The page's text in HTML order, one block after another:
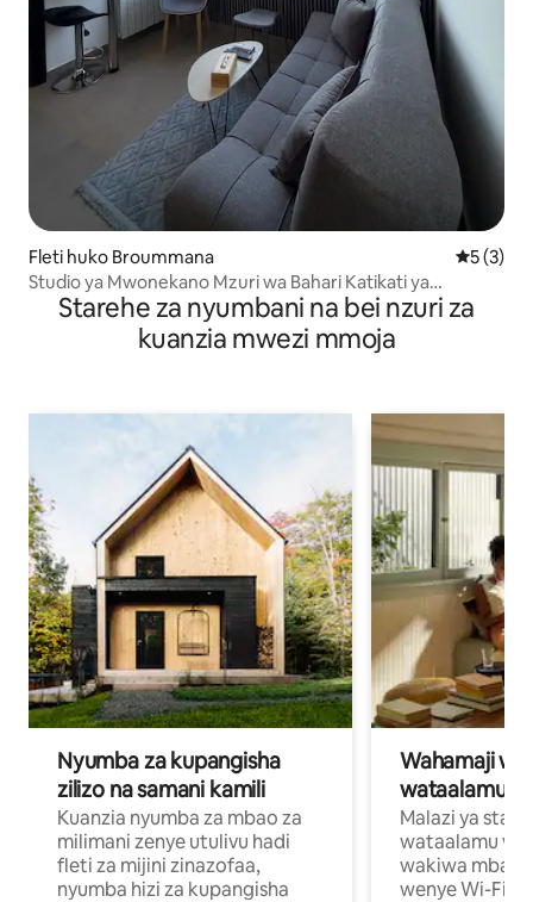
Fleti huko Broummana
5 (3)
Studio ya Mwonekano Mzuri wa Bahari Katikati ya
Broumana
Starehe za nyumbani na bei nzuri za
kuanzia mwezi mmoja
Nyumba za kupangisha
zilizo na samani kamili
Kuanzia nyumba za mbao za
milimani zenye utulivu hadi
fleti za mijini zinazofaa,
nyumba hizi za kupangisha
Wahamaji
wataalamu
Malazi ya
wataalamu
wakiwa mbali
wenye Wi-Fi